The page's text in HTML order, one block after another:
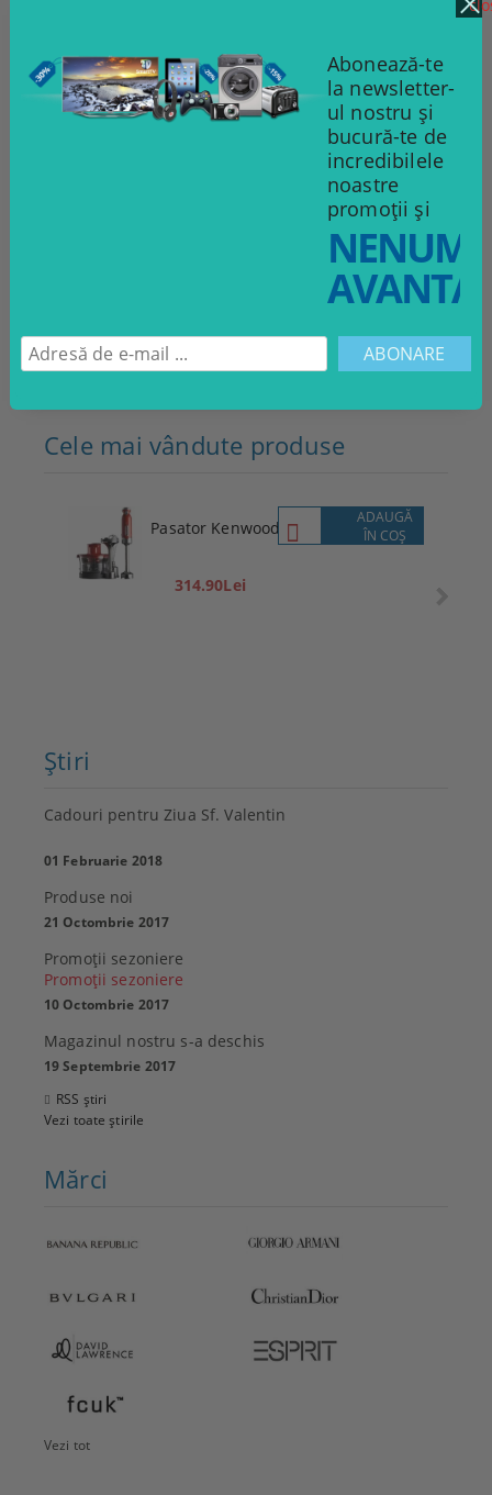
Abonare
Cele mai vândute produse
Pasator Kenwood
314.90Lei
ADAUGĂ
ÎN COŞ
Ştiri
Cadouri pentru Ziua Sf. Valentin
01 Februarie 2018
Produse noi
21 Octombrie 2017
Promoţii sezoniere
Promoţii sezoniere
10 Octombrie 2017
Magazinul nostru s-a deschis
19 Septembrie 2017
RSS știri
Vezi toate știrile
Mărci
Vezi tot
Abonează-te
la newsletter-
ul nostru și
bucură-te de
incredibilele
noastre
promoții și